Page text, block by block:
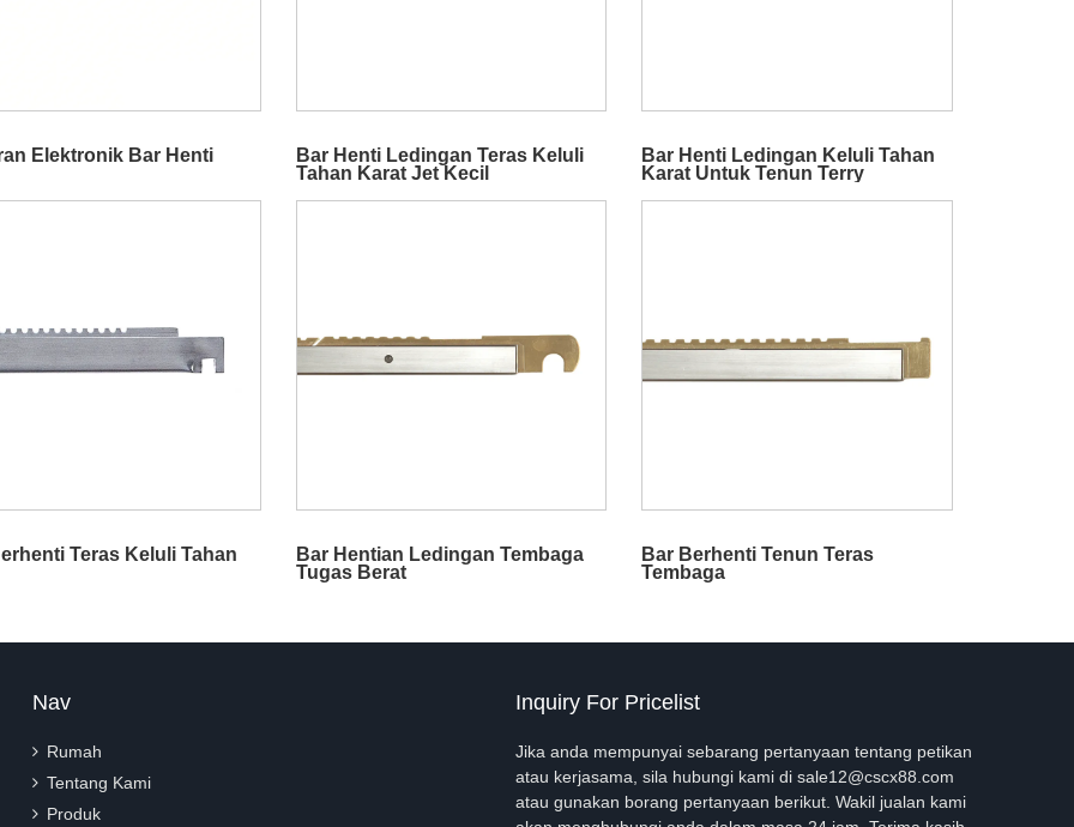
Elektronik Bar Henti
Bar Henti Ledingan Teras Keluli
Tahan Karat Jet Kecil
Bar Henti Ledingan Keluli Tahan
Karat Untuk Tenun Terry
Teras Keluli Tahan
Bar Hentian Ledingan Tembaga
Tugas Berat
Bar Berhenti Tenun Teras
Tembaga
Nav
Rumah
Tentang Kami
Produk
Inquiry For Pricelist
Jika anda mempunyai sebarang pertanyaan tentang petikan
atau kerjasama, sila hubungi kami di sale12@cscx88.com
atau gunakan borang pertanyaan berikut. Wakil jualan kami